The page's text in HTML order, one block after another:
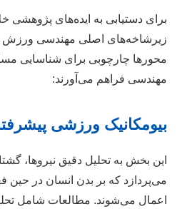
برای دستیابی به ایده‌های پژوهشی
زیرشاخه‌های اصلی مهندسی
محورها چارچوبی برای شناسایی
مهندسی فراهم می‌آورند:
بیومکانیک ورزشی
این بخش به تحلیل دقیق نیروها،
می‌پردازد که بر بدن انسان در حین
اعمال می‌شوند. مطالعات شامل